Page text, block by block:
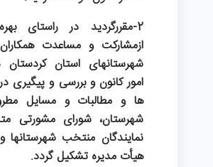
2-مقررگردید در راستای
ازمشارکت و مساعدت
شهرستانهای استان کردستان
امور کانون و بررسی و پیگیری
ها و مطالبات و مسایل
شهرستان، شورای مشورتی
نمایندگان منتخب شهرستانها
هیأت مدیره تشکیل گردد.